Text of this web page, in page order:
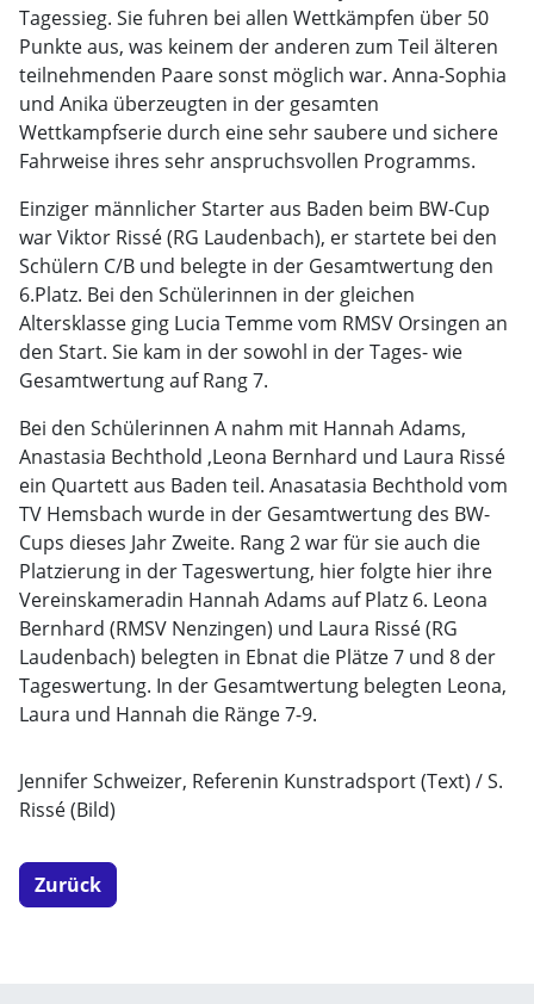
Tagessieg. Sie fuhren bei allen Wettkämpfen über 50
Punkte aus, was keinem der anderen zum Teil älteren
teilnehmenden Paare sonst möglich war. Anna-Sophia
und Anika überzeugten in der gesamten
Wettkampfserie durch eine sehr saubere und sichere
Fahrweise ihres sehr anspruchsvollen Programms.
Einziger männlicher Starter aus Baden beim BW-Cup
war Viktor Rissé (RG Laudenbach), er startete bei den
Schülern C/B und belegte in der Gesamtwertung den
6.Platz. Bei den Schülerinnen in der gleichen
Altersklasse ging Lucia Temme vom RMSV Orsingen an
den Start. Sie kam in der sowohl in der Tages- wie
Gesamtwertung auf Rang 7.
Bei den Schülerinnen A nahm mit Hannah Adams,
Anastasia Bechthold ,Leona Bernhard und Laura Rissé
ein Quartett aus Baden teil. Anasatasia Bechthold vom
TV Hemsbach wurde in der Gesamtwertung des BW-
Cups dieses Jahr Zweite. Rang 2 war für sie auch die
Platzierung in der Tageswertung, hier folgte hier ihre
Vereinskameradin Hannah Adams auf Platz 6. Leona
Bernhard (RMSV Nenzingen) und Laura Rissé (RG
Laudenbach) belegten in Ebnat die Plätze 7 und 8 der
Tageswertung. In der Gesamtwertung belegten Leona,
Laura und Hannah die Ränge 7-9.
Jennifer Schweizer, Referenin Kunstradsport (Text) / S.
Rissé (Bild)
Zurück